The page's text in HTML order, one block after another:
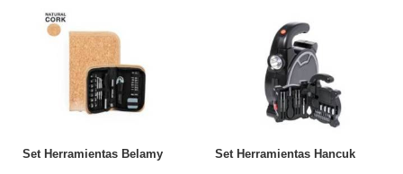
Set Herramientas Belamy Set Herramientas Hancuk